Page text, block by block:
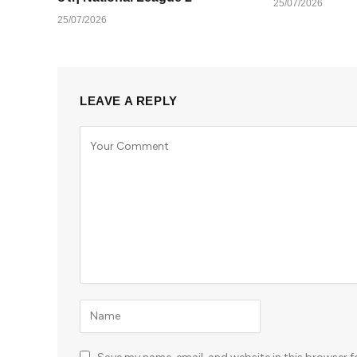
25/07/2026
25/07/2026
LEAVE A REPLY